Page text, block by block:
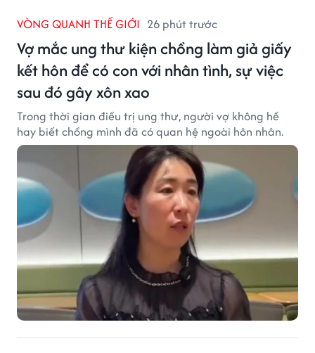
VÒNG QUANH THẾ GIỚI 26 phút trước
Vợ mắc ung thư kiện chồng làm giả giấy
kết hôn để có con với nhân tình, sự việc
sau đó gây xôn xao
Trong thời gian điều trị ung thư, người vợ không hề
hay biết chồng mình đã có quan hệ ngoài hôn nhân.